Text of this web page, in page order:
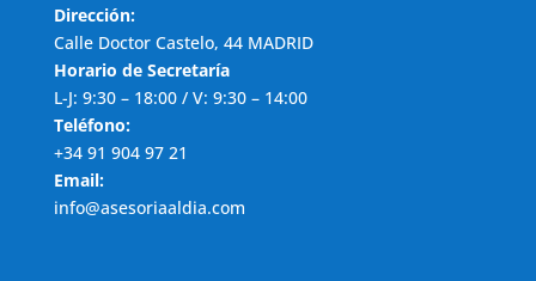
Dirección:
Calle Doctor Castelo, 44 MADRID
Horario de Secretaría
L-J: 9:30 – 18:00 / V: 9:30 – 14:00
Teléfono:
+34 91 904 97 21
Email:
info@asesoriaaldia.com